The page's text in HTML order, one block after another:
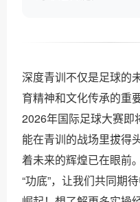
深度青训不仅是足球的
育精神和文化传承的重
2026年国际足球大赛即
能在青训的战场里拔得
着未来的辉煌已在眼前
“功底”，让我们共同期